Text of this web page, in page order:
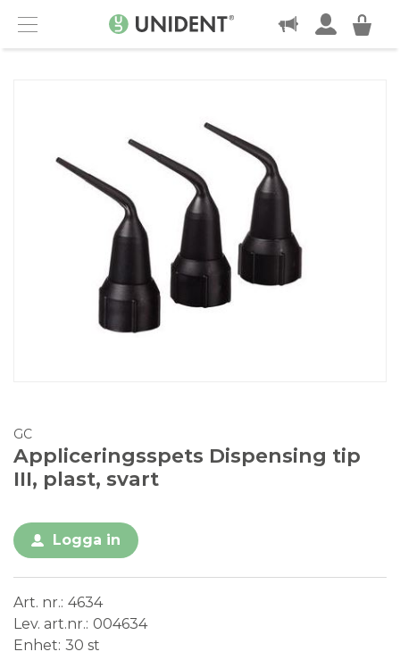
Menu
KONTAKT
GC
Appliceringsspets Dispensing tip
III, plast, svart
Logga in
Art. nr. 4634
Lev. art.nr. 004634
Enhet 30 st